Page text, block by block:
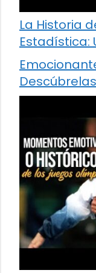
La Historia
Estadística: